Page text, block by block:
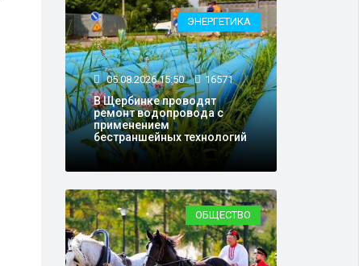
ЭНЕРГЕТИКА
05.08.2026 15:50 16571
В Щербинке проводят
ремонт водопровода с
применением
бестраншейных технологий
ОБЩЕСТВО